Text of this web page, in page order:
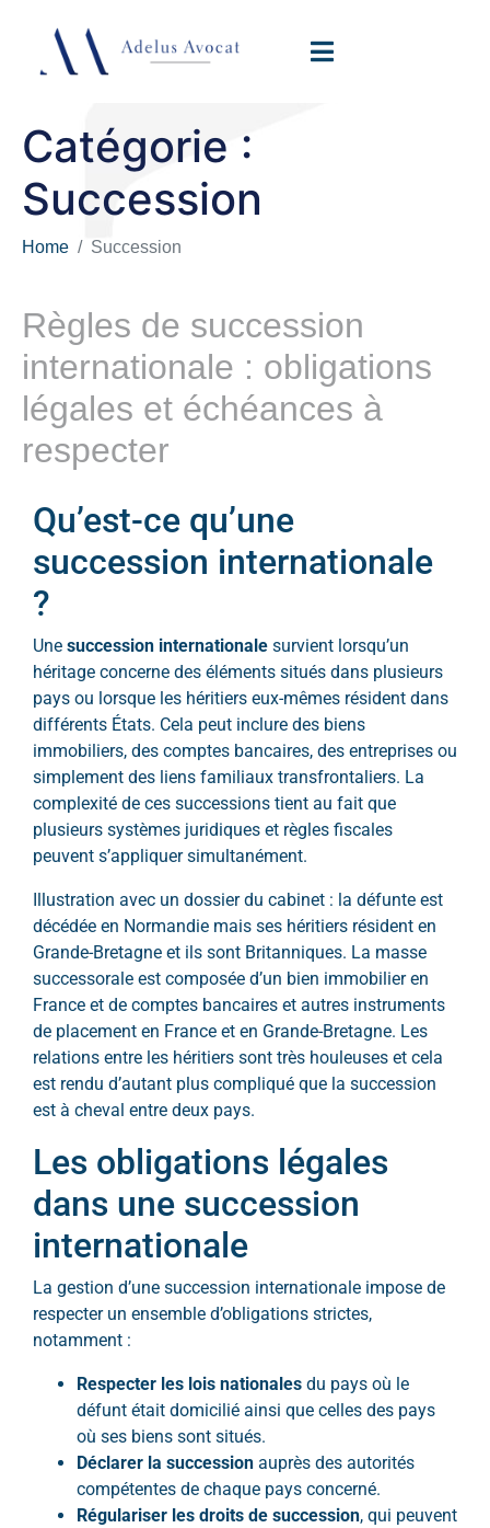
Catégorie :
Succession
Home Succession
Règles de succession
internationale : obligations
légales et échéances à
respecter
Qu’est-ce qu’une
succession internationale
?
Une succession internationale survient lorsqu’un
héritage concerne des éléments situés dans plusieurs
pays ou lorsque les héritiers eux-mêmes résident dans
différents États. Cela peut inclure des biens
immobiliers, des comptes bancaires, des entreprises ou
simplement des liens familiaux transfrontaliers. La
complexité de ces successions tient au fait que
plusieurs systèmes juridiques et règles fiscales
peuvent s’appliquer simultanément.
Illustration avec un dossier du cabinet : la défunte est
décédée en Normandie mais ses héritiers résident en
Grande-Bretagne et ils sont Britanniques. La masse
successorale est composée d’un bien immobilier en
France et de comptes bancaires et autres instruments
de placement en France et en Grande-Bretagne. Les
relations entre les héritiers sont très houleuses et cela
est rendu d’autant plus compliqué que la succession
est à cheval entre deux pays.
Les obligations légales
dans une succession
internationale
La gestion d’une succession internationale impose de
respecter un ensemble d’obligations strictes,
notamment :
Respecter les lois nationales du pays où le
défunt était domicilié ainsi que celles des pays
où ses biens sont situés.
Déclarer la succession auprès des autorités
compétentes de chaque pays concerné.
Régulariser les droits de succession, qui peuvent